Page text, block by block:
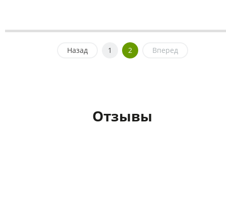
Назад 1 2 Вперед
Отзывы